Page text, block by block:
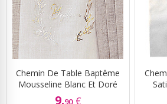
Chemin De Table Baptême
Mousseline Blanc Et Doré
9. €